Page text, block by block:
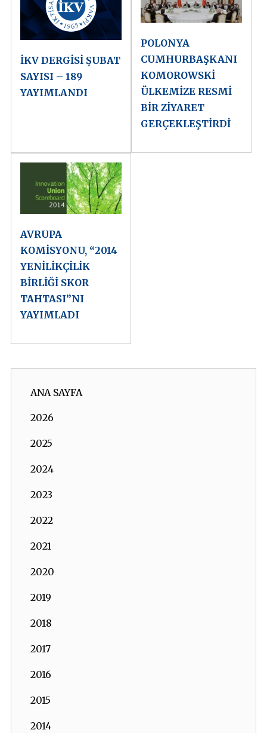
İKV DERGİSİ ŞUBAT
SAYISI – 189
YAYIMLANDI
POLONYA
CUMHURBAŞKANI
KOMOROWSKİ
ÜLKEMİZE RESMİ
BİR ZİYARET
GERÇEKLEŞTİRDİ
AVRUPA
KOMİSYONU, “2014
YENİLİKÇİLİK
BİRLİĞİ SKOR
TAHTASI”NI
YAYIMLADI
ANA SAYFA
2026
2025
2024
2023
2022
2021
2020
2019
2018
2017
2016
2015
2014